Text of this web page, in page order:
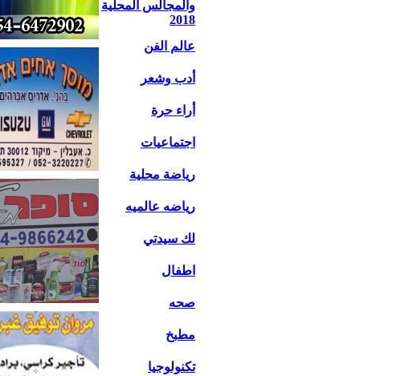
والمجالس المحلية
2018
عالم الفن
أدب وشعر
أراء حرة
اجتماعيات
رياضة محلية
رياضه عالميه
لك سيدتي
اطفال
صحه
مطبخ
تكنولوجيا